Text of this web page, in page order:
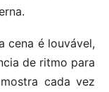
cena é louvável,
de ritmo para
cada vez